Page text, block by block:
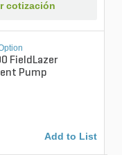
cotización
FieldLazer
Pump
Add to List